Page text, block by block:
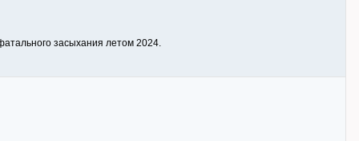
засыхания летом 2024.